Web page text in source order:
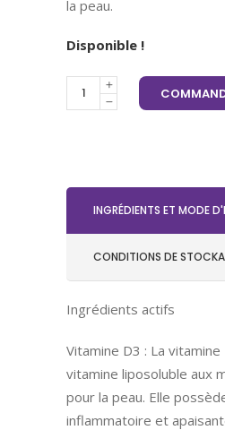
la peau.
Disponible !
INGRÉDIENTS ET MODE
CONDITIONS DE
Ingrédients actifs
Vitamine D3 : La
vitamine liposoluble aux
pour la peau. Elle
inflammatoire et